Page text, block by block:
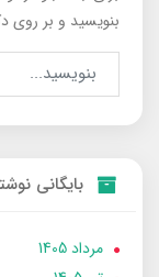
بنویسید و بر روی
بایگانی
مرداد 1405